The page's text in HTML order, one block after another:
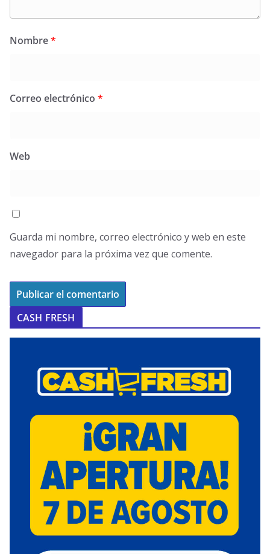
Nombre*
Correo electrónico *
Web
Guarda mi nombre, correo electrónico y web en este
navegador para la próxima vez que comente.
CASH FRESH